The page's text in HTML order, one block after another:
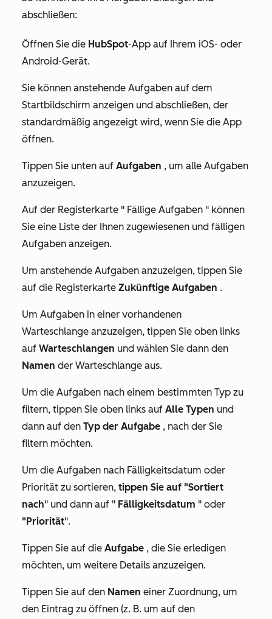
abschließen:
Öffnen Sie die HubSpot-App auf Ihrem iOS- oder
Android-Gerät.
Sie können anstehende Aufgaben auf dem
Startbildschirm anzeigen und abschließen, der
standardmäßig angezeigt wird, wenn Sie die App
öffnen.
Tippen Sie unten auf Aufgaben , um alle Aufgaben
anzuzeigen.
Auf der Registerkarte " Fällige Aufgaben " können
Sie eine Liste der Ihnen zugewiesenen und fälligen
Aufgaben anzeigen.
Um anstehende Aufgaben anzuzeigen, tippen Sie
auf die Registerkarte Zukünftige Aufgaben .
Um Aufgaben in einer vorhandenen
Warteschlange anzuzeigen, tippen Sie oben links
auf Warteschlangen und wählen Sie dann den
Namen der Warteschlange aus.
Um die Aufgaben nach einem bestimmten Typ zu
filtern, tippen Sie oben links auf Alle Typen und
dann auf den Typ der Aufgabe , nach der Sie
filtern möchten.
Um die Aufgaben nach Fälligkeitsdatum oder
Priorität zu sortieren, tippen Sie auf "Sortiert
nach" und dann auf " Fälligkeitsdatum " oder
"Priorität".
Tippen Sie auf die Aufgabe , die Sie erledigen
möchten, um weitere Details anzuzeigen.
Tippen Sie auf den Namen einer Zuordnung, um
den Eintrag zu öffnen (z. B. um auf den